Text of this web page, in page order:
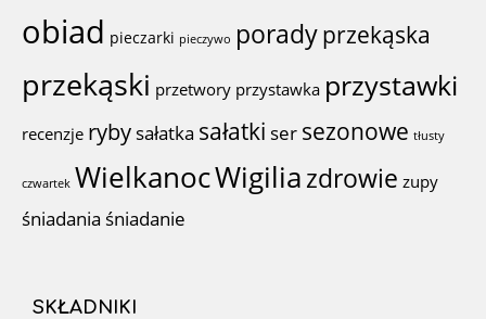
obiad pieczarki pieczywo poradyprzekąska
przekąski przetwory przystawka przystawki
recenzje ryby sałatka sałatki ser sezonowe tłusty
czwartek WielkanocWigiliazdrowie zupy
śniadania śniadanie
SKŁADNIKI